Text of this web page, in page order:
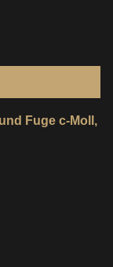
Fuge c-Moll,